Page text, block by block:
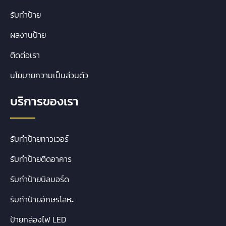
รับทำป้าย
ผลงานป้าย
ติดต่อเรา
นโยบายความเป็นส่วนตัว
บริการของเรา
รับทำป้ายทาวเวอร์
รับทำป้ายติดอาคาร
รับทำป้ายบิลบอร์ด
รับทำป้ายอักษรโลหะ
ป้ายกล่องไฟ LED